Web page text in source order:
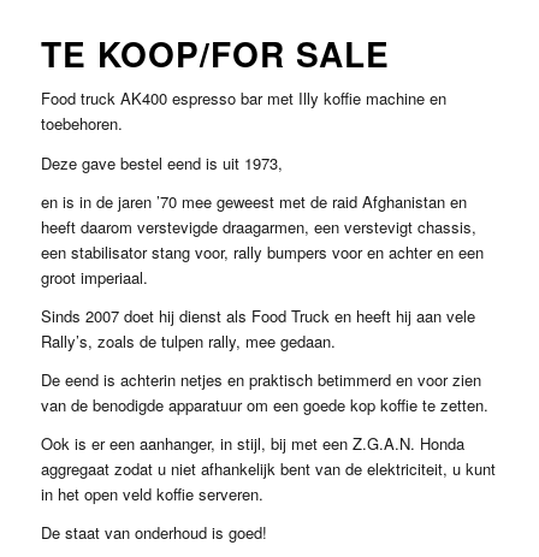
TE KOOP/FOR SALE
Food truck AK400 espresso bar met Illy koffie machine en
toebehoren.
Deze gave bestel eend is uit 1973,
en is in de jaren ’70 mee geweest met de raid Afghanistan en
heeft daarom verstevigde draagarmen, een verstevigt chassis,
een stabilisator stang voor, rally bumpers voor en achter en een
groot imperiaal.
Sinds 2007 doet hij dienst als Food Truck en heeft hij aan vele
Rally’s, zoals de tulpen rally, mee gedaan.
De eend is achterin netjes en praktisch betimmerd en voor zien
van de benodigde apparatuur om een goede kop koffie te zetten.
Ook is er een aanhanger, in stijl, bij met een Z.G.A.N. Honda
aggregaat zodat u niet afhankelijk bent van de elektriciteit, u kunt
in het open veld koffie serveren.
De staat van onderhoud is goed!